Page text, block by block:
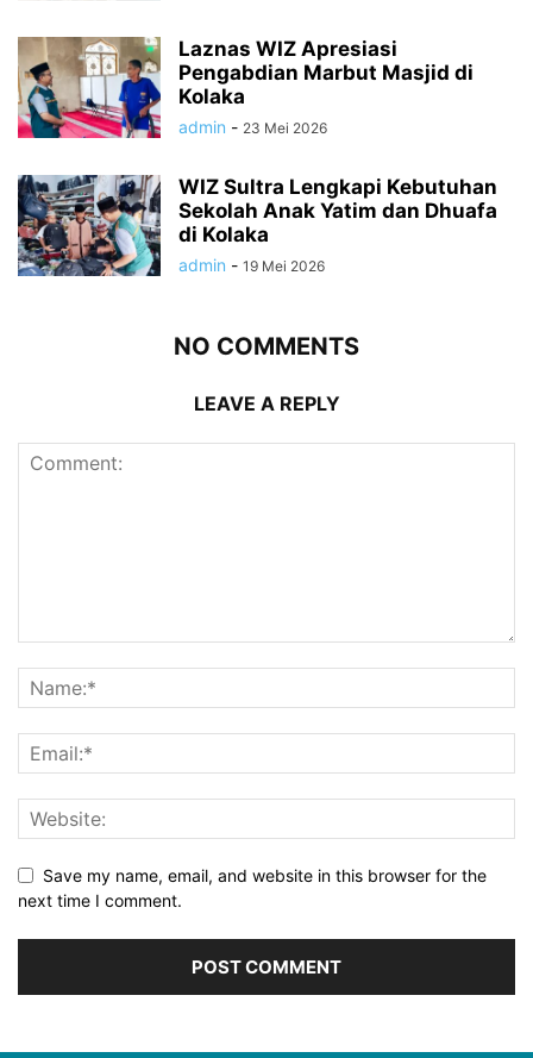
Laznas WIZ Apresiasi
Pengabdian Marbut Masjid di
Kolaka
admin - 23 Mei 2026
WIZ Sultra Lengkapi Kebutuhan
Sekolah Anak Yatim dan Dhuafa
di Kolaka
admin - 19 Mei 2026
NO COMMENTS
LEAVE A REPLY
Save my name, email, and website in this browser for the
next time I comment.